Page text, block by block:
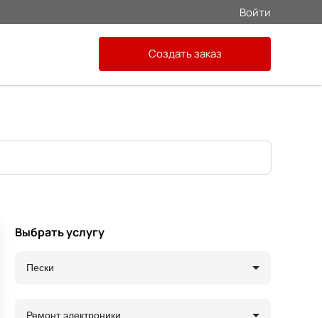
Войти
Создать заказ
Выбрать услугу
Пески
Ремонт электроники